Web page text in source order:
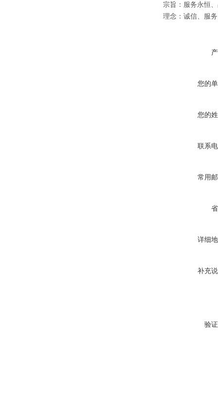
宗旨：服务永恒
理念：诚信、服
您的
您的
联系
常用
详细
补充
验